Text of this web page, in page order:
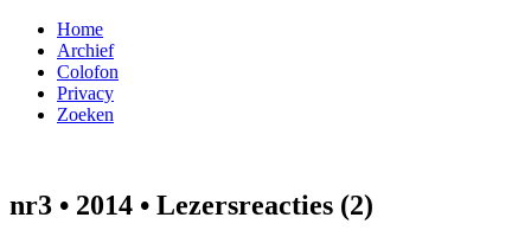
Home
Archief
Colofon
Privacy
Zoeken
nr3 • 2014 • Lezersreacties (2)